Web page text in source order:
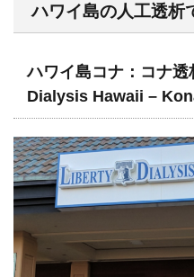
ハワイ島の人工透析
ハワイ島コナ：コナ
Dialysis Hawaii –